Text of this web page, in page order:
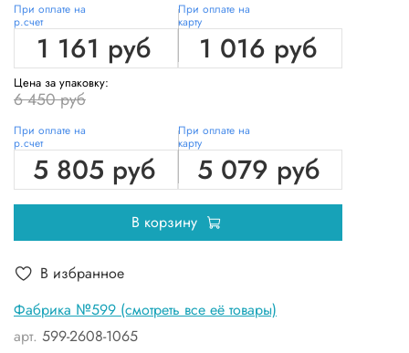
Фабрика №599 (смотреть все её товары)
арт. 599-2608-1065
При оплате на
р.счет
1 161 руб
При оплате на
карту
1 016 руб
Цена за упаковку:
6 450 руб
При оплате на
р.счет
5 805 руб
При оплате на
карту
5 079 руб
В корзину
В избранное